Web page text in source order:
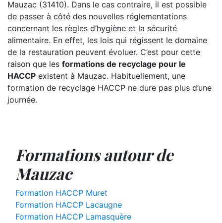
Mauzac (31410). Dans le cas contraire, il est possible
de passer à côté des nouvelles réglementations
concernant les règles d’hygiène et la sécurité
alimentaire. En effet, les lois qui régissent le domaine
de la restauration peuvent évoluer. C’est pour cette
raison que les formations de recyclage pour le
HACCP existent à Mauzac. Habituellement, une
formation de recyclage HACCP ne dure pas plus d’une
journée.
Formations autour de
Mauzac
Formation HACCP Muret
Formation HACCP Lacaugne
Formation HACCP Lamasquère